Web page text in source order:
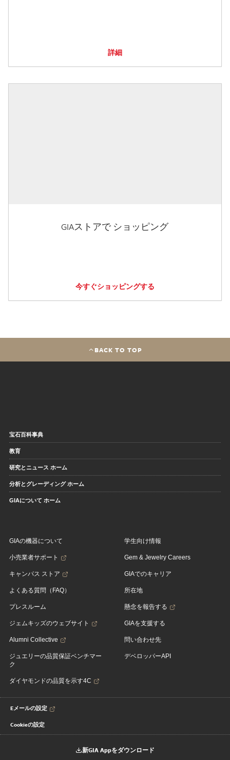
詳細
GIAストアで ショッピング
今すぐショッピングする
BACK TO TOP
宝石百科事典
教育
研究とニュース ホーム
分析とグレーディング ホーム
GIAについて ホーム
GIAの機器について
小売業者サポート
キャンパス ストア
よくある質問（FAQ）
プレスルーム
ジェムキッズのウェブサイト
Alumni Collective
ジュエリーの品質保証ベンチマー
ク
ダイヤモンドの品質を示す4C
学生向け情報
Gem & Jewelry Careers
GIAでのキャリア
所在地
懸念を報告する
GIAを支援する
問い合わせ先
デベロッパーAPI
Eメールの設定
Cookieの設定
新GIA Appをダウンロード